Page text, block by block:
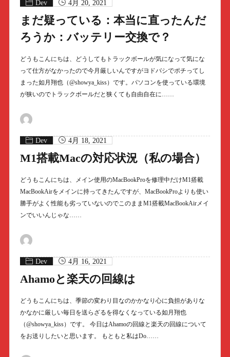
Dev 4月 20, 2021
まだ疑っている：本当に直ったんだ
ろうか：バッテリー交換で？
どうもこんにちは、どうしてもトラックボールが気になって気にな
って仕方がなかったので今月厳しいんですがヨドバシでポチってし
まった如月翔也（@showya_kiss）です。パソコンを使っている環境
が狭いのでトラックボールだと狭くても自由自在に……
Dev 4月 18, 2021
M1搭載Macの対応状況（私の場合）
どうもこんにちは、メイン使用のMacBookProを修理中だけM1搭載
MacBookAirをメインに持ってきたんですが、MacBookProよりも使い
勝手がよく性能も劣っていないのでこのままM1搭載MacBookAirメイ
ンでいいんじゃな……
Dev 4月 16, 2021
Ahamoと楽天の回線は
どうもこんにちは、季節の変わり目なのかかなり心に負担がありな
かなかに厳しい毎日を送らざるを得なくなっている如月翔也
（@showya_kiss）です。 今日はAhamoの回線と楽天の回線について
をお送りしたいと思います。 もともと私はDo……